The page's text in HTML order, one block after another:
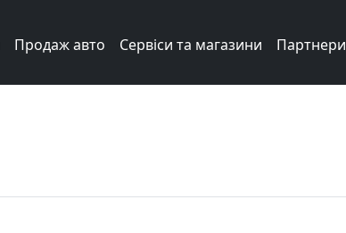
Продаж авто Сервіси та магазини Партнери